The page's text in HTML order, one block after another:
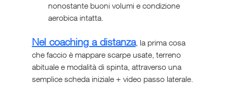
nonostante buoni volumi e condizione
aerobica intatta.
Nel coaching a distanza, la prima cosa
che faccio è mappare scarpe usate, terreno
abituale e modalità di spinta, attraverso una
semplice scheda iniziale + video passo laterale.